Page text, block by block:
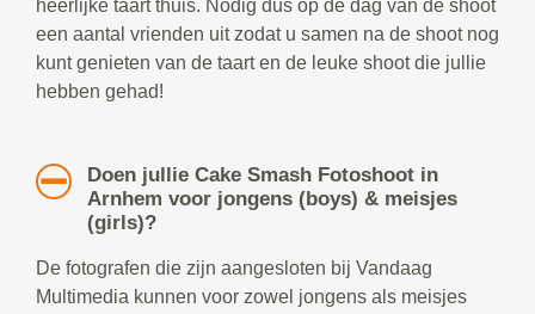
heerlijke taart thuis. Nodig dus op de dag van de shoot
een aantal vrienden uit zodat u samen na de shoot nog
kunt genieten van de taart en de leuke shoot die jullie
hebben gehad!
Doen jullie Cake Smash Fotoshoot in
Arnhem voor jongens (boys) & meisjes
(girls)?
De fotografen die zijn aangesloten bij Vandaag
Multimedia kunnen voor zowel jongens als meisjes